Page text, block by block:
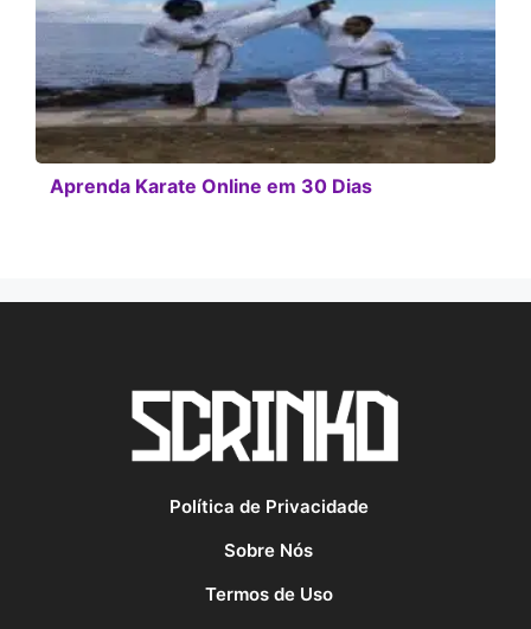
Aprenda Karate Online em 30 Dias
Política de Privacidade
Sobre Nós
Termos de Uso